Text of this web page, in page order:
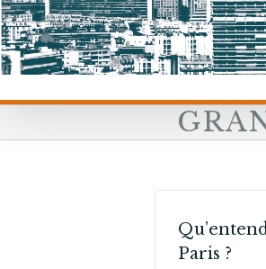
Paris ?